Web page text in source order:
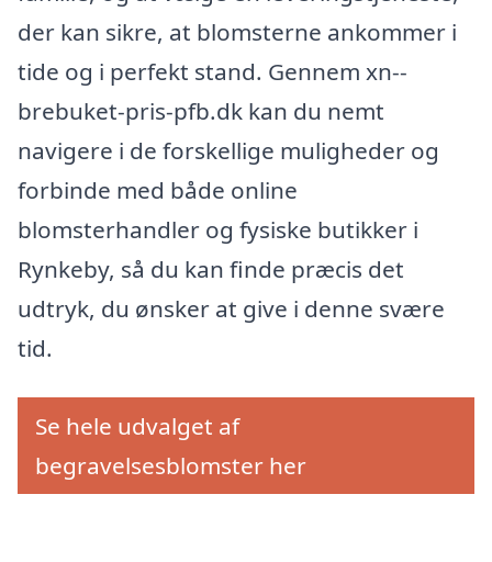
der kan sikre, at blomsterne ankommer i
tide og i perfekt stand. Gennem xn--
brebuket-pris-pfb.dk kan du nemt
navigere i de forskellige muligheder og
forbinde med både online
blomsterhandler og fysiske butikker i
Rynkeby, så du kan finde præcis det
udtryk, du ønsker at give i denne svære
tid.
Se hele udvalget af
begravelsesblomster her